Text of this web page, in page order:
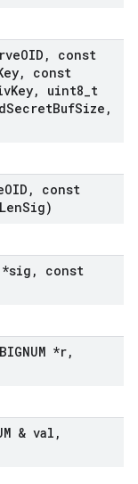
OID ,
const
,
const
Key, uint8 t
SecretBufSize ,
OID ,
const
LenSig)
*sig ,
const
BIGNUM *r,
& val ,